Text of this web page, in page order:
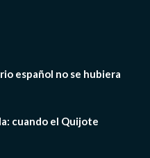
español no se hubiera
cuando el Quijote